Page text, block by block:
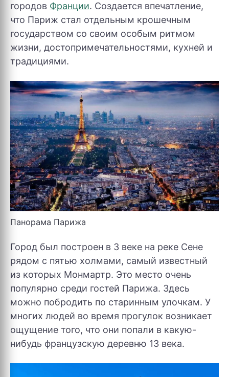
городов Франции. Создается впечатление,
что Париж стал отдельным крошечным
государством со своим особым ритмом
жизни, достопримечательностями, кухней и
традициями.
Панорама Парижа
Город был построен в 3 веке на реке Сене
рядом с пятью холмами, самый известный
из которых Монмартр. Это место очень
популярно среди гостей Парижа. Здесь
можно побродить по старинным улочкам. У
многих людей во время прогулок возникает
ощущение того, что они попали в какую-
нибудь французскую деревню 13 века.